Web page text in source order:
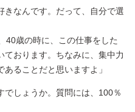
なんです。だって、自分で選
40歳の時に、この仕事をした
ております。ちなみに、集中力
ることだと思いますよ」
しょうか。質問には、100％